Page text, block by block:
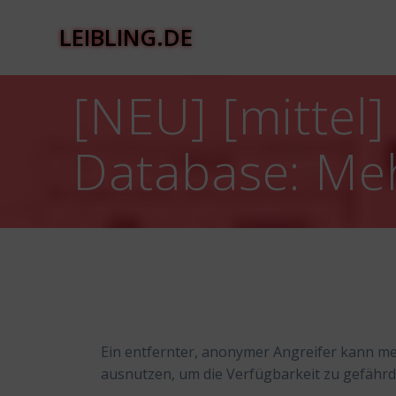
LEIBLING.DE
[NEU]
Database:
Ein entfernter, anonymer Angreifer kann
ausnutzen, um die Verfügbarkeit zu